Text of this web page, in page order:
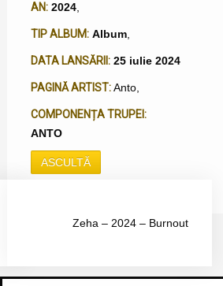
AN: 2024,
TIP ALBUM: Album,
DATA LANSĂRII: 25 iulie 2024
PAGINĂ ARTIST:Anto,
COMPONENȚA TRUPEI:
ANTO
ASCULTĂ
Zeha – 2024 – Burnout